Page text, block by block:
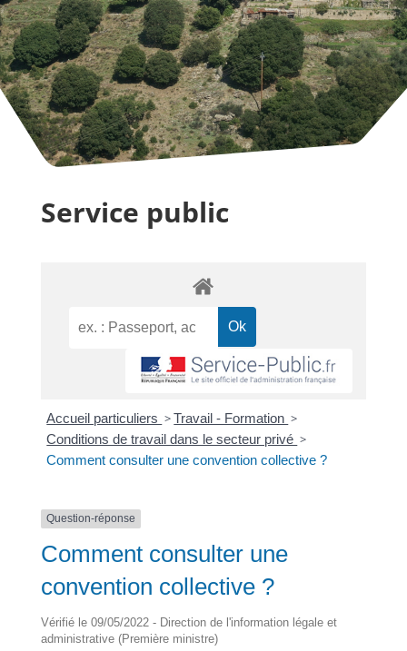
Service public
Accueil particuliers >Travail - Formation >
Conditions de travail dans le secteur privé >
Comment consulter une convention collective ?
Question-réponse
Comment consulter une
convention collective ?
Vérifié le 09/05/2022 - Direction de l'information légale et
administrative (Première ministre)